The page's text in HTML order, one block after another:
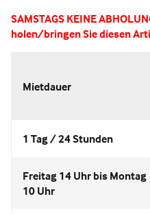
SAMSTAGS KEINE
holen/bringen Sie diesen
Mietdauer
1 Tag / 24 Stunden
Freitag 14 Uhr bis Montag
10 Uhr